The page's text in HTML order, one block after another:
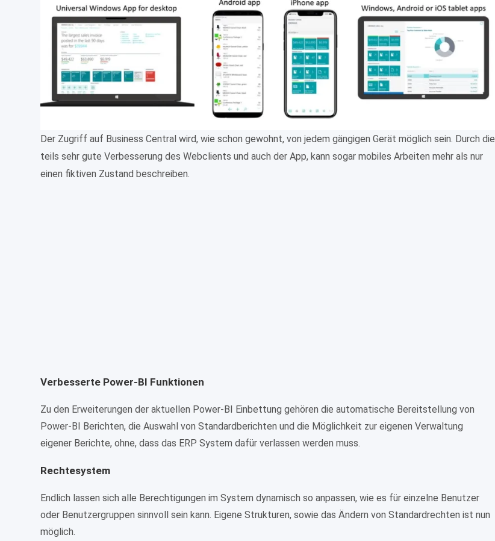
Der Zugriff auf Business Central wird, wie schon gewohnt, von jedem gängigen Gerät möglich sein. Durch die
teils sehr gute Verbesserung des Webclients und auch der App, kann sogar mobiles Arbeiten mehr als nur
einen fiktiven Zustand beschreiben.
Verbesserte Power-BI Funktionen
Zu den Erweiterungen der aktuellen Power-BI Einbettung gehören die automatische Bereitstellung von
Power-BI Berichten, die Auswahl von Standardberichten und die Möglichkeit zur eigenen Verwaltung
eigener Berichte, ohne, dass das ERP System dafür verlassen werden muss.
Rechtesystem
Endlich lassen sich alle Berechtigungen im System dynamisch so anpassen, wie es für einzelne Benutzer
oder Benutzergruppen sinnvoll sein kann. Eigene Strukturen, sowie das Ändern von Standardrechten ist nun
möglich.